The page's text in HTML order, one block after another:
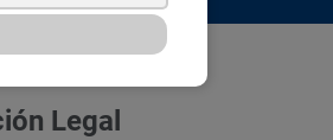
Legal